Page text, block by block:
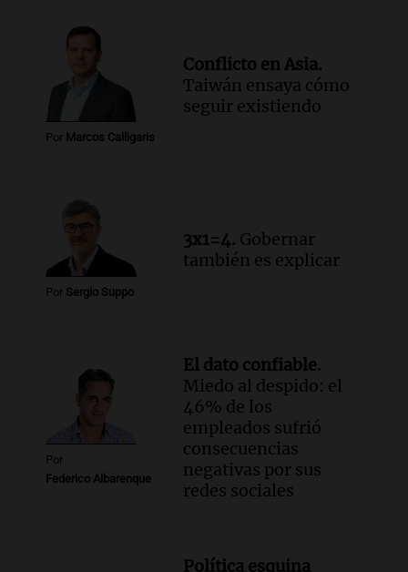
Episodios
Audio.
Santa Fe reactivará 1.500
viviendas paralizadas tras el cierre de
Procrear en la provincia
Panorama Federal
Episodios
y críticas entre senadores
Panorama Federal
Episodios
Por Marcos Calligaris
Conflicto en Asia.
Taiwán ensaya cómo
seguir existiendo
Por Sergio Suppo
3x1=4. Gobernar
también es explicar
Por
Federico Albarenque
El dato confiable.
Miedo al despido: el
46% de los
empleados sufrió
consecuencias
negativas por sus
redes sociales
Política esquina